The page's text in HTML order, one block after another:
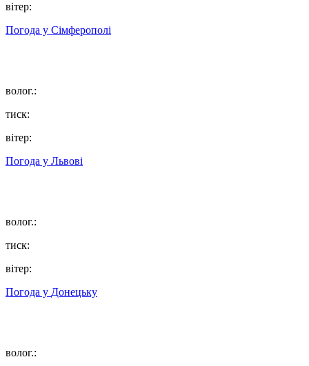
вітер:
Погода у Сімферополі
волог.:
тиск:
вітер:
Погода у Львові
волог.:
тиск:
вітер:
Погода у Донецьку
волог.: